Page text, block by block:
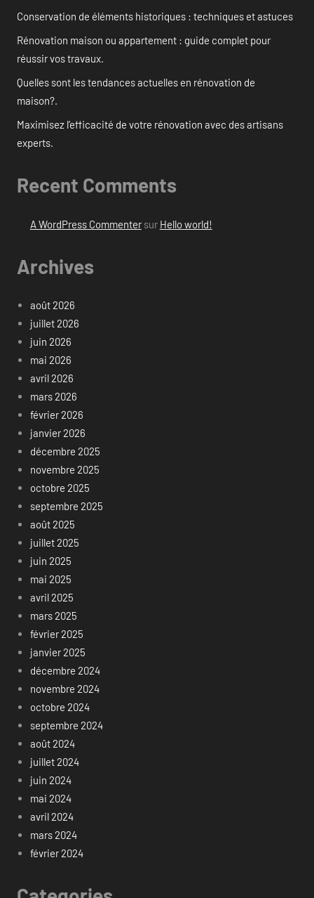
Conservation de éléments historiques : techniques et astuces
Rénovation maison ou appartement : guide complet pour
réussir vos travaux.
Quelles sont les tendances actuelles en rénovation de
maison?.
Maximisez l’efficacité de votre rénovation avec des artisans
experts.
Recent Comments
A WordPress Commentersur Hello world!
Archives
août 2026
juillet 2026
juin 2026
mai 2026
avril 2026
mars 2026
février 2026
janvier 2026
décembre 2025
novembre 2025
octobre 2025
septembre 2025
août 2025
juillet 2025
juin 2025
mai 2025
avril 2025
mars 2025
février 2025
janvier 2025
décembre 2024
novembre 2024
octobre 2024
septembre 2024
août 2024
juillet 2024
juin 2024
mai 2024
avril 2024
mars 2024
février 2024